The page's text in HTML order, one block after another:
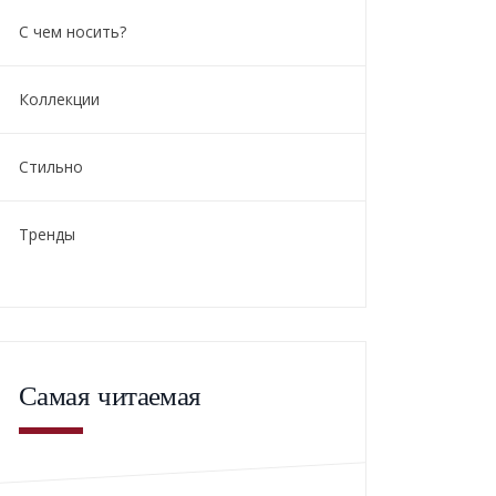
С чем носить?
Коллекции
Стильно
Тренды
Самая читаемая